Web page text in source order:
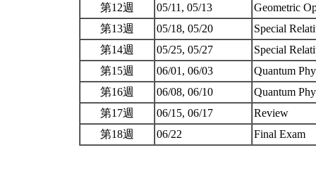
第12週 05/11, 05/13
Geometric
第13週
05/18, 05/20
Special
第14週
05/25, 05/27
Special
第15週
06/01, 06/03
Quantum
第16週
06/08, 06/10
Quantum
第17週
06/15, 06/17
Review
第18週
06/22 Final Exam